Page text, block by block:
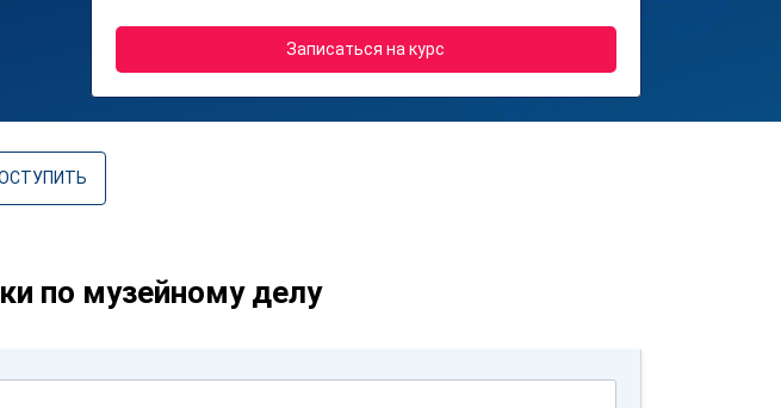
Записаться на курс
по музейному делу